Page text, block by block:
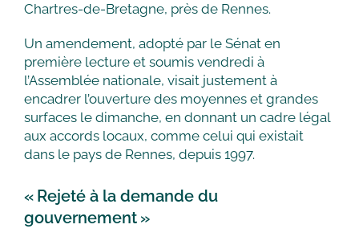
Chartres-de-Bretagne, près de Rennes.
Un amendement, adopté par le Sénat en
première lecture et soumis vendredi à
l’Assemblée nationale, visait justement à
encadrer l’ouverture des moyennes et grandes
surfaces le dimanche, en donnant un cadre légal
aux accords locaux, comme celui qui existait
dans le pays de Rennes, depuis 1997.
« Rejeté à la demande du
gouvernement »